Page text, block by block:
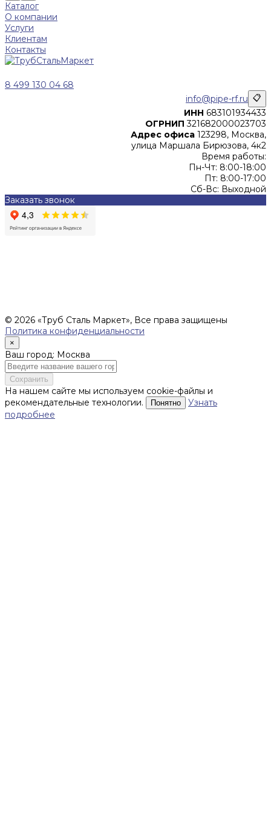
Каталог
О компании
Услуги
Клиентам
Контакты
8 499 130 04 68
info@pipe-rf.ru 📋
ИНН 683101934433
ОГРНИП 321682000023703
Адрес офиса 123298, Москва,
улица Маршала Бирюзова, 4к2
Время работы:
Пн-Чт: 8:00-18:00
Пт: 8:00-17:00
Сб-Вс: Выходной
Заказать звонок
© 2026 «Труб Сталь Маркет», Все права защищены
Политика конфиденциальности
×
Ваш город: Москва
Сохранить
На нашем сайте мы используем cookie-файлы и
рекомендательные технологии.
Понятно
Узнать
подробнее